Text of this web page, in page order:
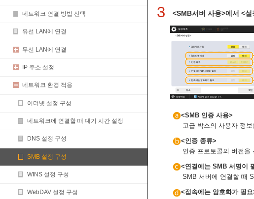
네트워크 연결 방법 선택
유선 LAN에 연결
무선 LAN에 연결
IP 주소 설정
네트워크 환경 적응
이더넷 설정 구성
네트워크에 연결할 때 대기 시간 설정
DNS 설정 구성
SMB 설정 구성
WINS 설정 구성
WebDAV 설정 구성
3 <SMB서버 사용>에서 <
<SMB 인증 사용>
고급 박스의 사용자 정
<인증 종류>
인증 프로토콜의 버전을
<연결에는 SMB 서명이
SMB 서버에 연결할 때
<접속에는 암호화가 필요